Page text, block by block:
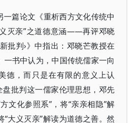
一篇论文《重析西方文化传统中
义灭亲”之道德意涵——再评邓晓
批判›》中指出：邓晓芒教授在
一书中认为，中国传统儒家一向
德，而只是在有限的意义上认
盘批判这一儒家伦理思想，邓先
文化参照系”，将“亲亲相隐”解
“大义灭亲”解读为道德之善。然